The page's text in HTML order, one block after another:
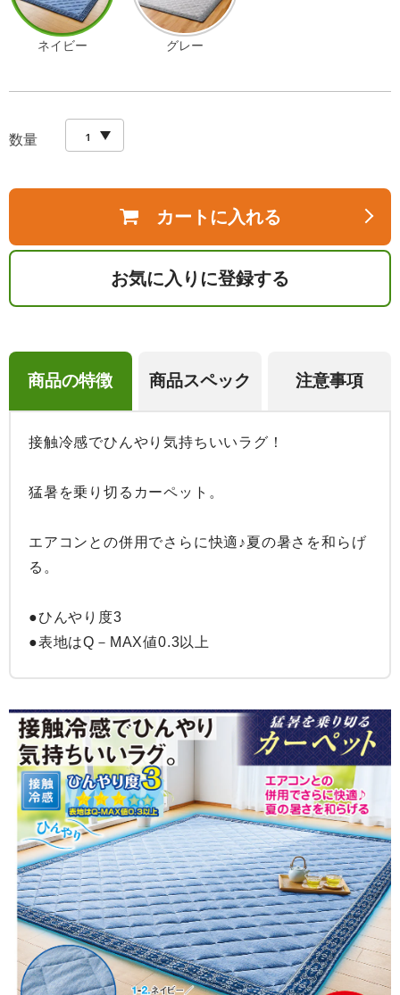
ネイビー グレー
数量
カートに入れる
お気に入りに登録する
商品の特徴 商品スペック 注意事項
接触冷感でひんやり気持ちいいラグ！
猛暑を乗り切るカーペット。
エアコンとの併用でさらに快適♪夏の暑さを和らげ
る。
●ひんやり度3
●表地はQ－MAX値0.3以上